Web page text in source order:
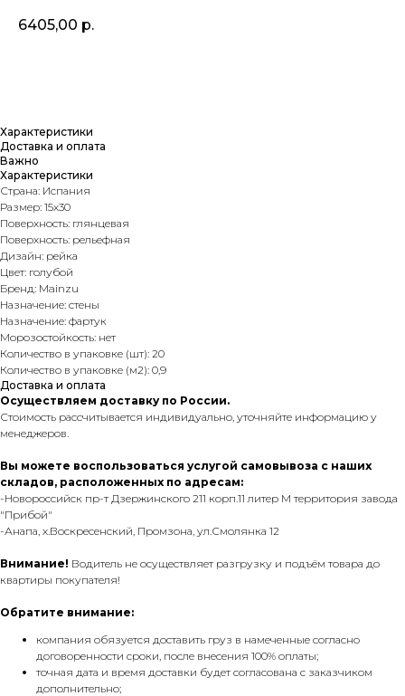
6405,00 р.
Характеристики
Доставка и оплата
Важно
Характеристики
Страна: Испания
Размер: 15х30
Поверхность: глянцевая
Поверхность: рельефная
Дизайн: рейка
Цвет: голубой
Бренд: Mainzu
Назначение: стены
Назначение: фартук
Морозостойкость: нет
Количество в упаковке (шт): 20
Количество в упаковке (м2): 0,9
Доставка и оплата
Осуществляем доставку по России.
Стоимость рассчитывается индивидуально, уточняйте информацию у
менеджеров.
Вы можете воспользоваться услугой самовывоза с наших
складов, расположенных по адресам:
-Новороссийск пр-т Дзержинского 211 корп.11 литер М территория завода
"Прибой"
-Анапа, х.Воскресенский, Промзона, ул.Смолянка 12
Внимание! Водитель не осуществляет разгрузку и подъём товара до
квартиры покупателя!
Обратите внимание:
компания обязуется доставить груз в намеченные согласно
договоренности сроки, после внесения 100% оплаты;
точная дата и время доставки будет согласована с заказчиком
дополнительно;